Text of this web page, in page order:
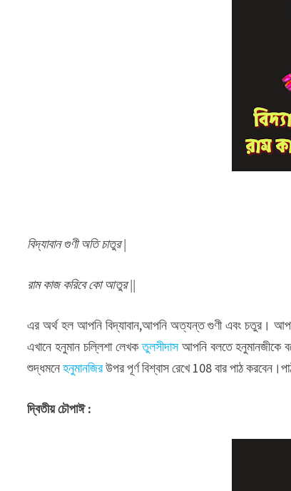
বিদ্যাবান গুণী অতি চাতুর |
রাম কাজ করিবে কো আতুর ||
এর অর্থ হল আপনি বিদ্যাবান,আপনি অত্যন্ত গুণী এবং চতুর। আপনি
এখানে হনুমান চল্লিশা লেখকতুলসীদাসআপনি বলতে হনুমানজীকে
শুদ্ধমনেহনুমানজিরউপর পূর্ণ বিশ্বাস রেখে 108 বার পাঠ
দ্বিতীয় চৌপাঈ :